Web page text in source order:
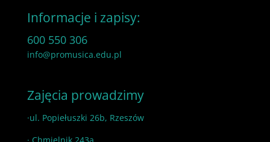
Informacje i zapisy:
600 550 306
info@promusica.edu.pl
Zajęcia prowadzimy
·ul. Popiełuszki 26b, Rzeszów